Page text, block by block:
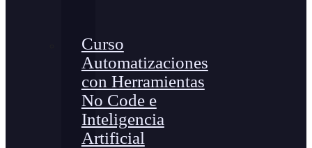
Curso
Automatizaciones
con Herramientas
No Code e
Inteligencia
Artificial